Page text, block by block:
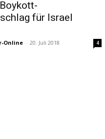
für Israel
Online - 20. Juli 2018 4